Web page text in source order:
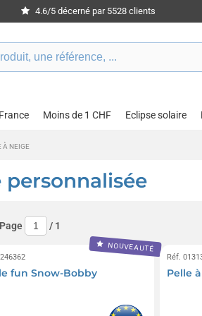
4.6/5 décerné par 5528 clients
Moins de 1 CHF Eclipse solaire
À NEIGE
/ 1
NOUVEAUTÉ
fun Snow-Bobby
Réf.
Pelle